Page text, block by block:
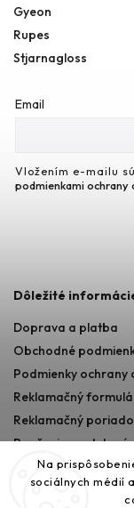
Na
sociálnych médií
Gyeon
Rupes
Stjarnagloss
Email
Vložením e-mailu
podmienkami ochrany
Dôležité
Doprava a platba
Obchodné
Podmienky ochrany
Reklamačný
Reklamačný
Poučenie o